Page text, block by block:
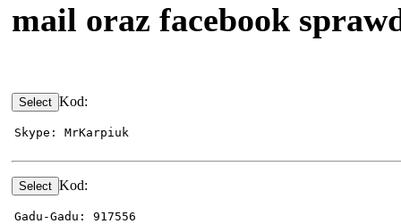
mail oraz facebook
Kod:
Skype: MrKarpiuk
Kod:
Gadu-Gadu: 917556